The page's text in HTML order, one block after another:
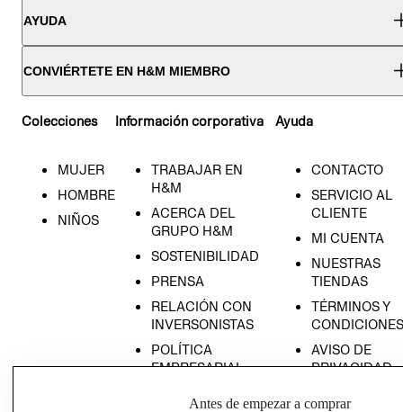
AYUDA
CONVIÉRTETE EN H&M MIEMBRO
Colecciones
MUJER
HOMBRE
NIÑOS
Información corporativa
TRABAJAR EN
H&M
ACERCA DEL
GRUPO H&M
SOSTENIBILIDAD
PRENSA
RELACIÓN CON
INVERSONISTAS
POLÍTICA
EMPRESARIAL
Ayuda
CONTACTO
SERVICIO AL
CLIENTE
MI CUENTA
NUESTRAS
TIENDAS
TÉRMINOS Y
CONDICIONES
AVISO DE
PRIVACIDAD
Antes de empezar a comprar